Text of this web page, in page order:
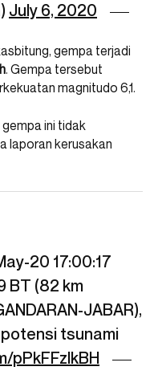
July 6, 2020
gempa terjadi
. Gempa tersebut
magnitudo 6,1.
ini tidak
laporan kerusakan
20 17:00:17
BT (82 km
JABAR),
tsunami
pPkFFzIkBH